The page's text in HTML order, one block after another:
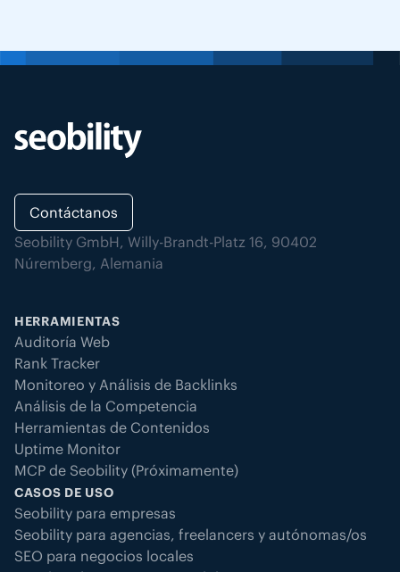
Contáctanos
Seobility GmbH, Willy-Brandt-Platz 16, 90402
Núremberg, Alemania
HERRAMIENTAS
Auditoría Web
Rank Tracker
Monitoreo y Análisis de Backlinks
Análisis de la Competencia
Herramientas de Contenidos
Uptime Monitor
MCP de Seobility (Próximamente)
CASOS DE USO
Seobility para empresas
Seobility para agencias, freelancers y autónomas/os
SEO para negocios locales